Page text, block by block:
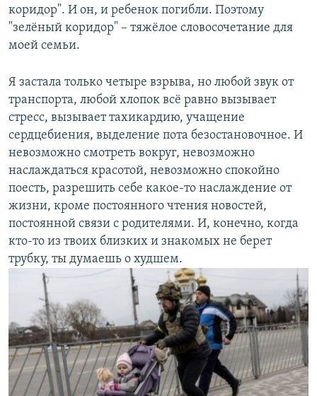
коридор". И он, и ребенок погибли. Поэтому
"зелёный коридор" – тяжёлое словосочетание для
моей семьи.
Я застала только четыре взрыва, но любой звук от
транспорта, любой хлопок всё равно вызывает
стресс, вызывает тахикардию, учащение
сердцебиения, выделение пота безостановочное. И
невозможно смотреть вокруг, невозможно
наслаждаться красотой, невозможно спокойно
поесть, разрешить себе какое-то наслаждение от
жизни, кроме постоянного чтения новостей,
постоянной связи с родителями. И, конечно, когда
кто-то из твоих близких и знакомых не берет
трубку, ты думаешь о худшем.